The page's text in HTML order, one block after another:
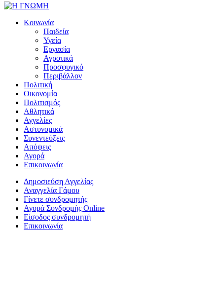
Κοινωνία
Παιδεία
Υγεία
Εργασία
Αγροτικά
Προσφυγικό
Περιβάλλον
Πολιτική
Οικονομία
Πολιτισμός
Αθλητικά
Αγγελίες
Αστυνομικά
Συνεντεύξεις
Απόψεις
Αγορά
Επικοινωνία
Δημοσιεύση Αγγελίας
Αναγγελία Γάμου
Γίνετε συνδρομητής
Αγορά Συνδρομής Online
Είσοδος συνδρομητή
Επικοινωνία